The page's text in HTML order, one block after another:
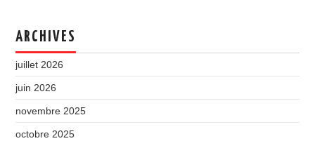
ARCHIVES
juillet 2026
juin 2026
novembre 2025
octobre 2025